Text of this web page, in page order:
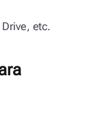
etc.